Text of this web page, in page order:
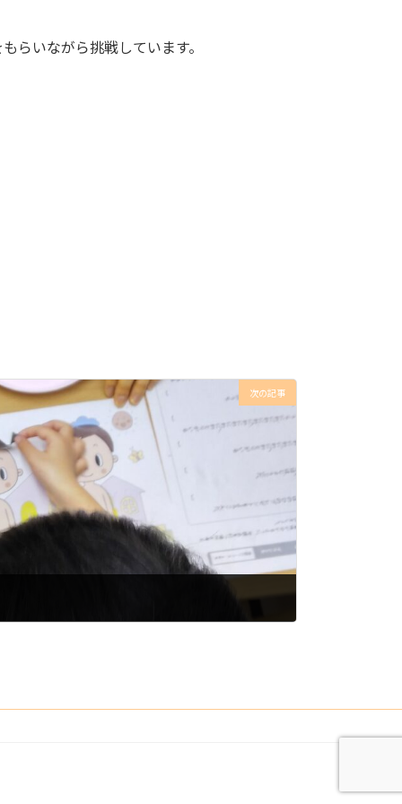
らいながら挑戦しています。
次の記事